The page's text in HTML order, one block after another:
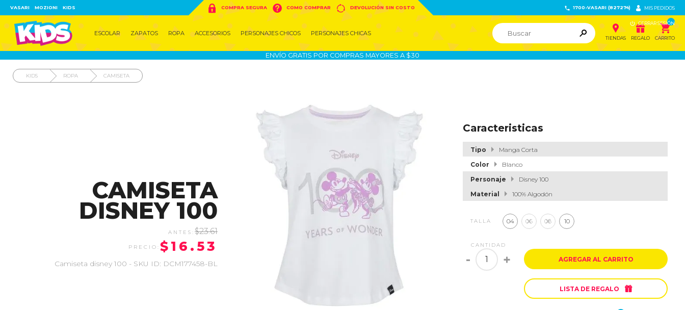
VASARI MOZIONI KIDS  COMPRA SEGURA  COMO COMPRAR  DEVOLUCIÓN SIN COSTO  1700-VASARI (827274)  MIS PEDIDOS
 CERRAR SESIÓN
ESCOLAR ZAPATOS ROPA ACCESORIOS PERSONAJES CHICOS PERSONAJES CHICAS  
TIENDAS

REGALO
ຐ
CARRITO
ENVÍO GRATIS POR COMPRAS MAYORES A $30
KIDS ROPA CAMISETA
CAMISETA
DISNEY 100
$23.61
$16.53
Camiseta disney 100 - SKU ID: DCM177458-BL
Caracteristicas
Tipo
Manga Corta
Color
Blanco
Personaje
Disney 100
Material
100% Algodón
TALLA 04 06 08 10
CANTIDAD
- + AGREGAR AL CARRITO
LISTA DE REGALO 